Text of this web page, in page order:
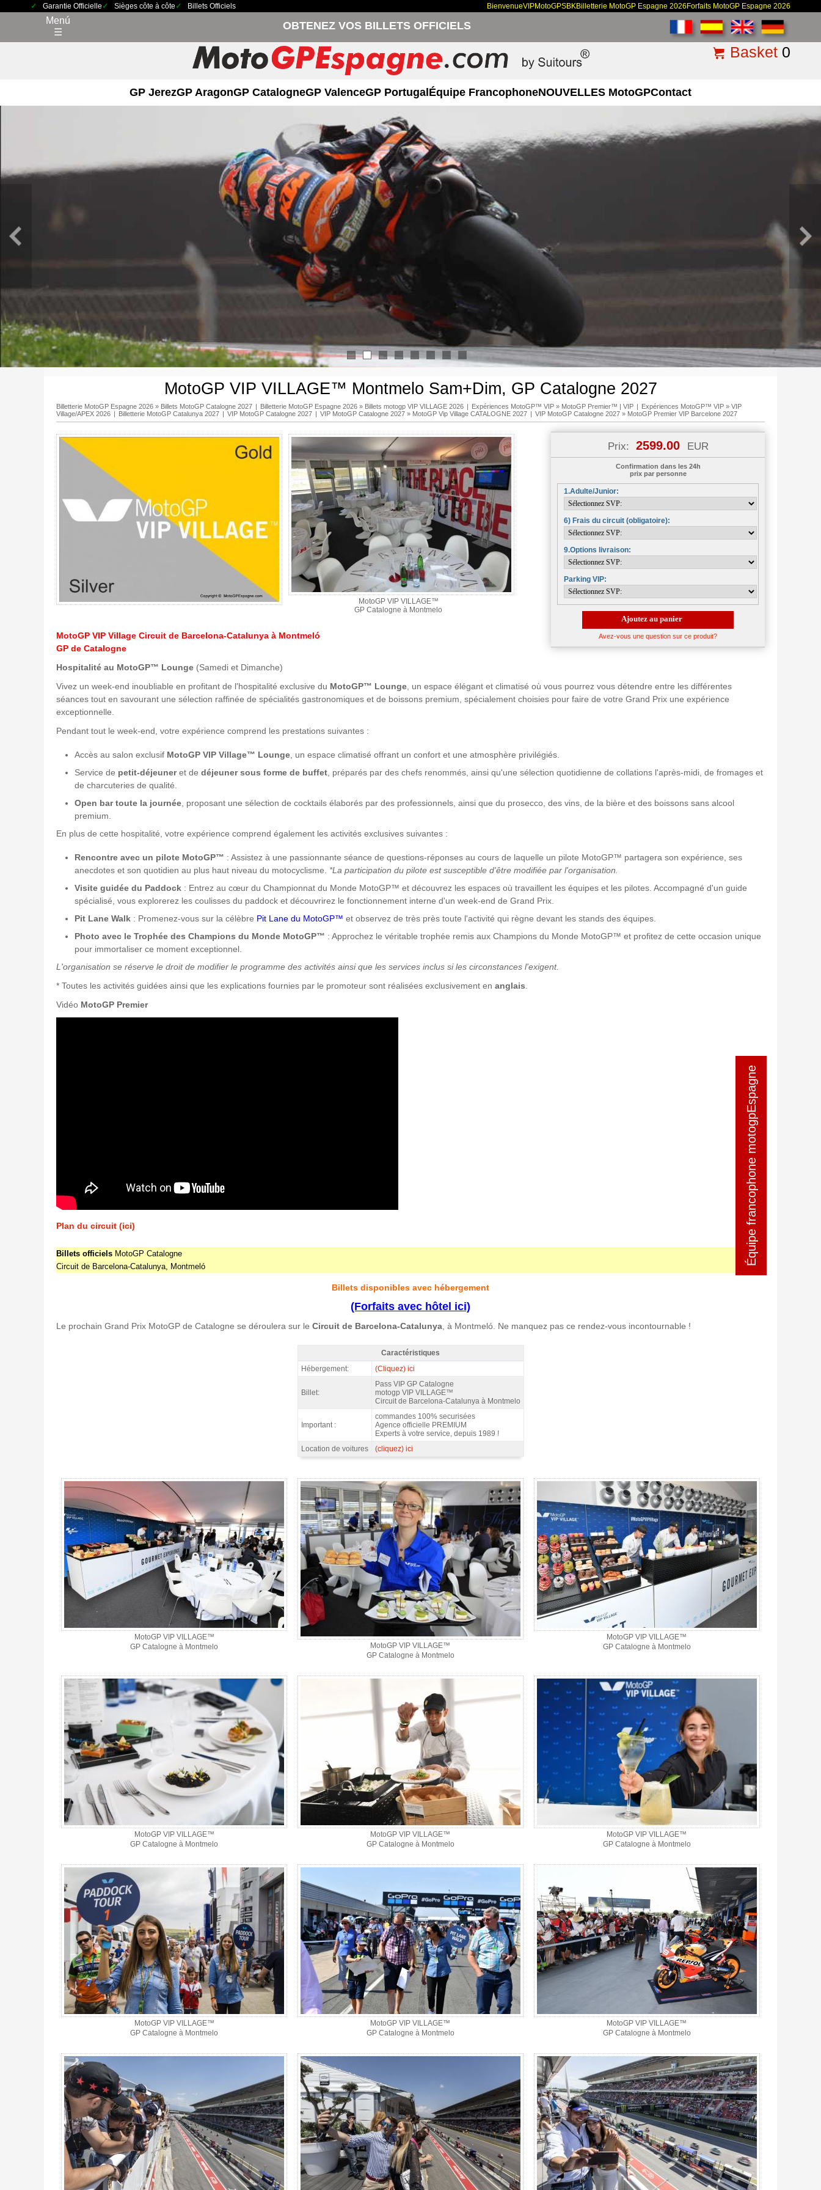
Garantie Officielle Sièges côte à côte Billets Officiels BienvenueVIPMotoGPSBKBilletterie MotoGP Espagne 2026 Forfaits MotoGP Espagne 2026
Menú
☰
OBTENEZ VOS BILLETS OFFICIELS
Basket 0
GP JerezGP AragonGP CatalogneGP ValenceGP PortugalÉquipe FrancophoneNOUVELLES MotoGPContact
1 3 4
Équipe francophone motogpEspagne
Équipe francophone motogpEspagne
MotoGP VIP VILLAGE™ Montmelo Sam+Dim, GP Catalogne 2027
Billetterie MotoGP Espagne 2026 » Billets MotoGP Catalogne 2027 | Billetterie MotoGP Espagne 2026 » Billets motogp VIP VILLAGE 2026 | Expériences MotoGP™ VIP » MotoGP Premier™ | VIP | Expériences MotoGP™ VIP » VIP
Village/APEX 2026 | Billetterie MotoGP Catalunya 2027 | VIP MotoGP Catalogne 2027 | VIP MotoGP Catalogne 2027 » MotoGP Vip Village CATALOGNE 2027 | VIP MotoGP Catalogne 2027 » MotoGP Premier VIP Barcelone 2027
MotoGP VIP VILLAGE™
GP Catalogne à Montmelo
Prix: 2599.00 EUR
Confirmation dans les 24h
prix par personne
1.Adulte/Junior:
6) Frais du circuit (obligatoire):
9.Options livraison:
Parking VIP:
Avez-vous une question sur ce produit?
MotoGP VIP Village Circuit de Barcelona-Catalunya à Montmeló
GP de Catalogne
Hospitalité au MotoGP™ Lounge (Samedi et Dimanche)
Vivez un week-end inoubliable en profitant de l'hospitalité exclusive du MotoGP™ Lounge , un espace élégant et climatisé où vous pourrez vous détendre entre les différentes
séances tout en savourant une sélection raffinée de spécialités gastronomiques et de boissons premium, spécialement choisies pour faire de votre Grand Prix une expérience
exceptionnelle.
Pendant tout le week-end, votre expérience comprend les prestations suivantes :
Accès au salon exclusif MotoGP VIP Village™ Lounge , un espace climatisé offrant un confort et une atmosphère privilégiés.
Service de petit-déjeuneret de déjeuner sous forme de buffet , préparés par des chefs renommés, ainsi qu'une sélection quotidienne de collations l'après-midi, de fromages et
de charcuteries de qualité.
Open bar toute la journée , proposant une sélection de cocktails élaborés par des professionnels, ainsi que du prosecco, des vins, de la bière et des boissons sans alcool
premium.
En plus de cette hospitalité, votre expérience comprend également les activités exclusives suivantes :
Rencontre avec un pilote MotoGP™ : Assistez à une passionnante séance de questions-réponses au cours de laquelle un pilote MotoGP™ partagera son expérience, ses
anecdotes et son quotidien au plus haut niveau du motocyclisme. *La participation du pilote est susceptible d'être modifiée par l'organisation.
Visite guidée du Paddock : Entrez au cœur du Championnat du Monde MotoGP™ et découvrez les espaces où travaillent les équipes et les pilotes. Accompagné d'un guide
spécialisé, vous explorerez les coulisses du paddock et découvrirez le fonctionnement interne d'un week-end de Grand Prix.
Pit Lane Walk : Promenez-vous sur la célèbre Pit Lane du MotoGP™ et observez de très près toute l'activité qui règne devant les stands des équipes.
Photo avec le Trophée des Champions du Monde MotoGP™ : Approchez le véritable trophée remis aux Champions du Monde MotoGP™ et profitez de cette occasion unique
pour immortaliser ce moment exceptionnel.
L'organisation se réserve le droit de modifier le programme des activités ainsi que les services inclus si les circonstances l'exigent.
* Toutes les activités guidées ainsi que les explications fournies par le promoteur sont réalisées exclusivement en anglais
Vidéo MotoGP Premier
Plan du circuit (ici)
Billets officiels MotoGP Catalogne
Circuit de Barcelona-Catalunya, Montmeló
Billets disponibles avec hébergement
(Forfaits avec hôtel ici)
Le prochain Grand Prix MotoGP de Catalogne se déroulera sur le Circuit de Barcelona-Catalunya , à Montmeló. Ne manquez pas ce rendez-vous incontournable !
MotoGP VIP VILLAGE™ Montmelo Sam+Dim, GP Catalogne 2027 - Caractéristiques
Caractéristiques
Hébergement:
(Cliquez) ici
Billet:
Pass VIP GP Catalogne
motogp VIP VILLAGE™
Circuit de Barcelona-Catalunya à Montmelo
Important :
commandes 100% securisées
Agence officielle PREMIUM
Experts à votre service, depuis 1989 !
Location de voitures
(cliquez) ici
MotoGP VIP VILLAGE™
GP Catalogne à Montmelo
MotoGP VIP VILLAGE™
GP Catalogne à Montmelo
MotoGP VIP VILLAGE™
GP Catalogne à Montmelo
MotoGP VIP VILLAGE™
GP Catalogne à Montmelo
MotoGP VIP VILLAGE™
GP Catalogne à Montmelo
MotoGP VIP VILLAGE™
GP Catalogne à Montmelo
MotoGP VIP VILLAGE™
GP Catalogne à Montmelo
MotoGP VIP VILLAGE™
GP Catalogne à Montmelo
MotoGP VIP VILLAGE™
GP Catalogne à Montmelo